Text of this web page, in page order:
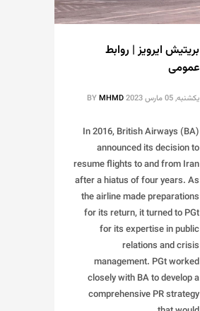
بریتیش ایرویز | روابط
عمومی
یکشنبه, 05 مارس 2023 BYMHMD
In 2016, British Airways (BA)
announced its decision to
resume flights to and from Iran
after a hiatus of four years. As
the airline made preparations
for its return, it turned to PGt
for its expertise in public
relations and crisis
management. PGt worked
closely with BA to develop a
comprehensive PR strategy